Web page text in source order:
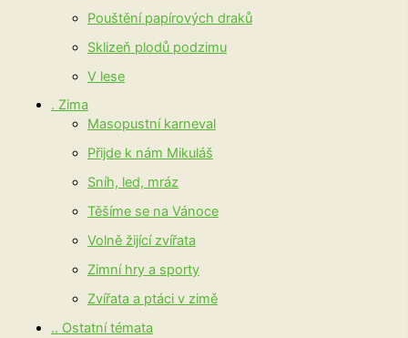
Pouštění papírových draků
Sklizeň plodů podzimu
V lese
. Zima
Masopustní karneval
Přijde k nám Mikuláš
Sníh, led, mráz
Těšíme se na Vánoce
Volně žijící zvířata
Zimní hry a sporty
Zvířata a ptáci v zimě
.. Ostatní témata